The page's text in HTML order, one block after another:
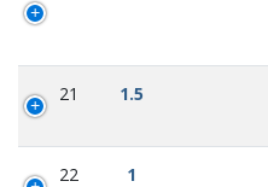
21 1.5
22 1